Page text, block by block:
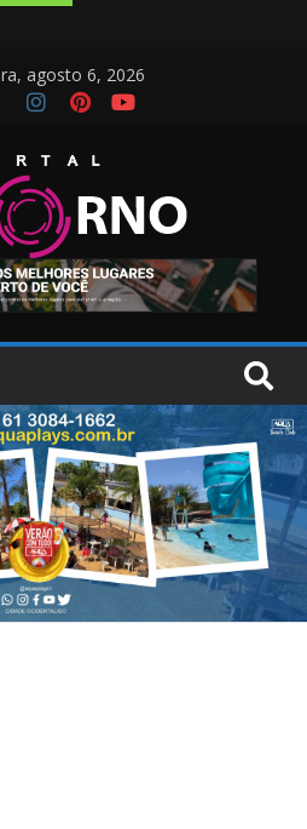
agosto 6, 2026